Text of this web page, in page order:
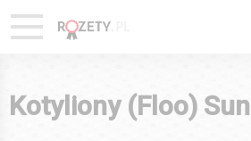
Kotyliony (Floo)